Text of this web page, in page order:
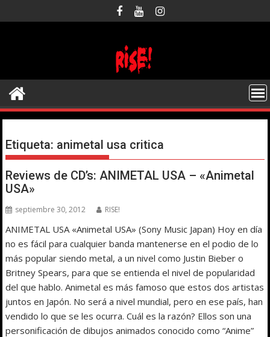
al
Etiqueta: animetal usa critica
Reviews de CD’s: ANIMETAL USA – «Animetal
USA»
septiembre 30, 2012 RISE!
ANIMETAL USA «Animetal USA» (Sony Music Japan) Hoy en día
no es fácil para cualquier banda mantenerse en el podio de lo
más popular siendo metal, a un nivel como Justin Bieber o
Britney Spears, para que se entienda el nivel de popularidad
del que hablo. Animetal es más famoso que estos dos artistas
juntos en Japón. No será a nivel mundial, pero en ese país, han
vendido lo que se les ocurra. Cuál es la razón? Ellos son una
personificación de dibujos animados conocido como “Anime”